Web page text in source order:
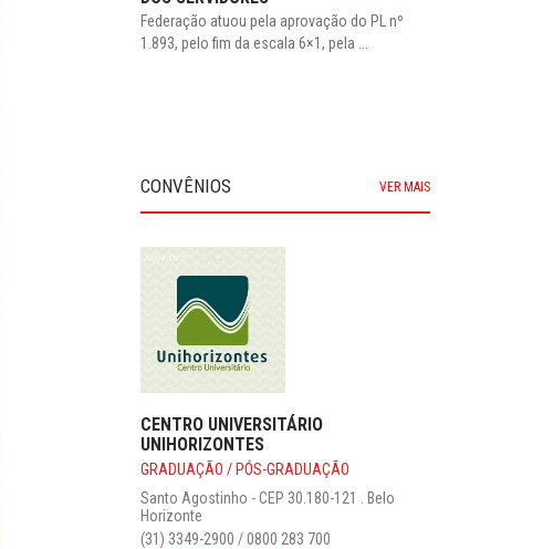
Federação atuou pela aprovação do PL nº
1.893, pelo fim da escala 6×1, pela ...
CONVÊNIOS VER MAIS
CENTRO UNIVERSITÁRIO
UNIHORIZONTES
GRADUAÇÃO / PÓS-GRADUAÇÃO
Santo Agostinho - CEP 30.180-121 . Belo
Horizonte
(31) 3349-2900 / 0800 283 700